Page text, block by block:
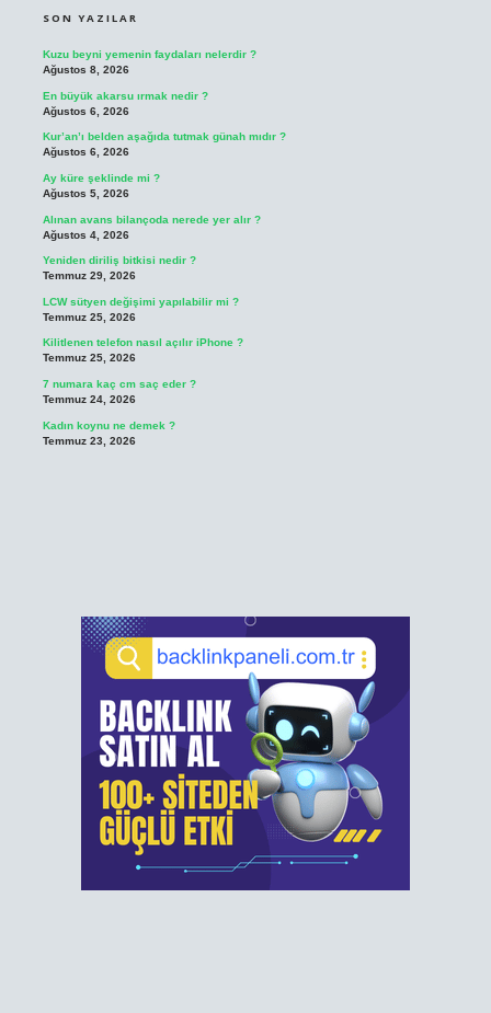
SON YAZILAR
Kuzu beyni yemenin faydaları nelerdir ?
Ağustos 8, 2026
En büyük akarsu ırmak nedir ?
Ağustos 6, 2026
Kur’an’ı belden aşağıda tutmak günah mıdır ?
Ağustos 6, 2026
Ay küre şeklinde mi ?
Ağustos 5, 2026
Alınan avans bilançoda nerede yer alır ?
Ağustos 4, 2026
Yeniden diriliş bitkisi nedir ?
Temmuz 29, 2026
LCW sütyen değişimi yapılabilir mi ?
Temmuz 25, 2026
Kilitlenen telefon nasıl açılır iPhone ?
Temmuz 25, 2026
7 numara kaç cm saç eder ?
Temmuz 24, 2026
Kadın koynu ne demek ?
Temmuz 23, 2026